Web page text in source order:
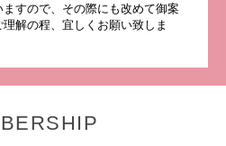
すので、その際にも改めて御案
解の程、宜しくお願い致しま